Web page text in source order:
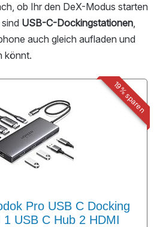
ob Ihr den DeX-Modus starten
USB-C-Dockingstationen,
auch gleich aufladen und
könnt.
19% sparen
Pro USB C Docking
USB C Hub 2 HDMI